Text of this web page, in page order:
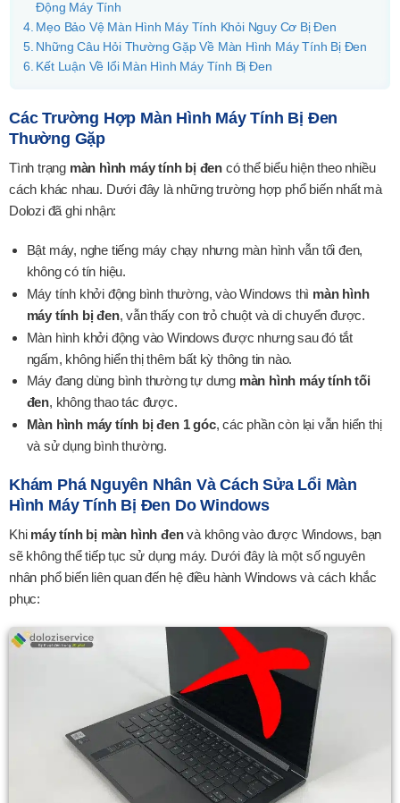
Động Máy Tính
Mẹo Bảo Vệ Màn Hình Máy Tính Khỏi Nguy Cơ Bị Đen
Những Câu Hỏi Thường Gặp Về Màn Hình Máy Tính Bị Đen
Kết Luận Về lổi Màn Hình Máy Tính Bị Đen
Các Trường Hợp Màn Hình Máy Tính Bị Đen
Thường Gặp
Tình trạng màn hình máy tính bị đen có thể biểu hiện theo nhiều
cách khác nhau. Dưới đây là những trường hợp phổ biến nhất mà
Dolozi đã ghi nhận:
Bật máy, nghe tiếng máy chạy nhưng màn hình vẫn tối đen,
không có tín hiệu.
Máy tính khởi động bình thường, vào Windows thì màn hình
máy tính bị đen, vẫn thấy con trỏ chuột và di chuyển được.
Màn hình khởi động vào Windows được nhưng sau đó tắt
ngấm, không hiển thị thêm bất kỳ thông tin nào.
Máy đang dùng bình thường tự dưng màn hình máy tính tối
đen, không thao tác được.
Màn hình máy tính bị đen 1 góc, các phần còn lại vẫn hiển thị
và sử dụng bình thường.
Khám Phá Nguyên Nhân Và Cách Sửa Lổi Màn
Hình Máy Tính Bị Đen Do Windows
Khi máy tính bị màn hình đenvà không vào được Windows, bạn
sẽ không thể tiếp tục sử dụng máy. Dưới đây là một số nguyên
nhân phổ biến liên quan đến hệ điều hành Windows và cách khắc
phục: